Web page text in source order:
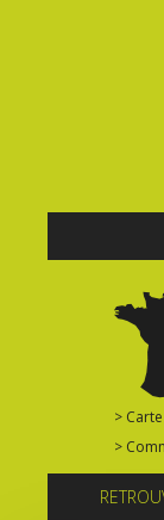
> Carte
>